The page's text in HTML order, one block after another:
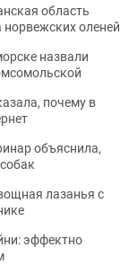
область
оленей
назвали
почему в
объяснила,
лазанья с
эффектно